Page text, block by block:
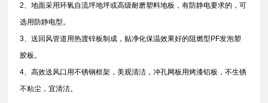
2、地面采用环氧自流坪地坪或高级耐磨塑料地板，有防静电要求的，可
选用防静电型。
3、送回风管道用热渡锌板制成，贴净化保温效果好的阻燃型PF发泡塑
胶板。
4、高效送风口用不锈钢框架，美观清洁，冲孔网板用烤漆铝板，不生锈
不粘尘，宜清洁。